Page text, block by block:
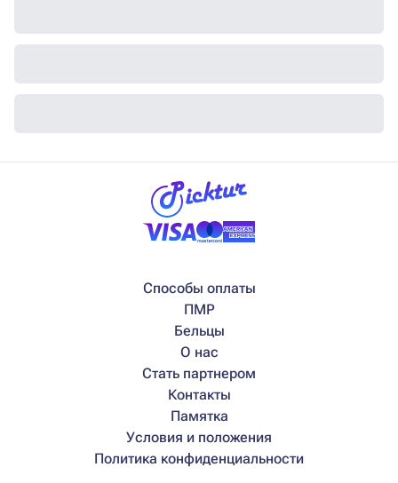
Способы оплаты
ПМР
Бельцы
О нас
Стать партнером
Контакты
Памятка
Условия и положения
Политика конфиденциальности